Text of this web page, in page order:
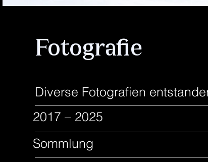
Fotografie
Diverse Fotografien
2017 – 2025
Sommlung